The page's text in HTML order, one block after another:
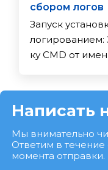
сбором логов
Запуск
логированием:
ку CMD от
Написать
Мы внимательно
Ответим в
момента отправки.